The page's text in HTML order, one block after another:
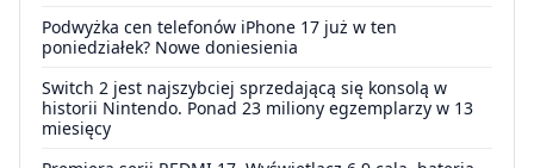
Podwyżka cen telefonów iPhone 17 już w ten
poniedziałek? Nowe doniesienia
Switch 2 jest najszybciej sprzedającą się konsolą w
historii Nintendo. Ponad 23 miliony egzemplarzy w 13
miesięcy